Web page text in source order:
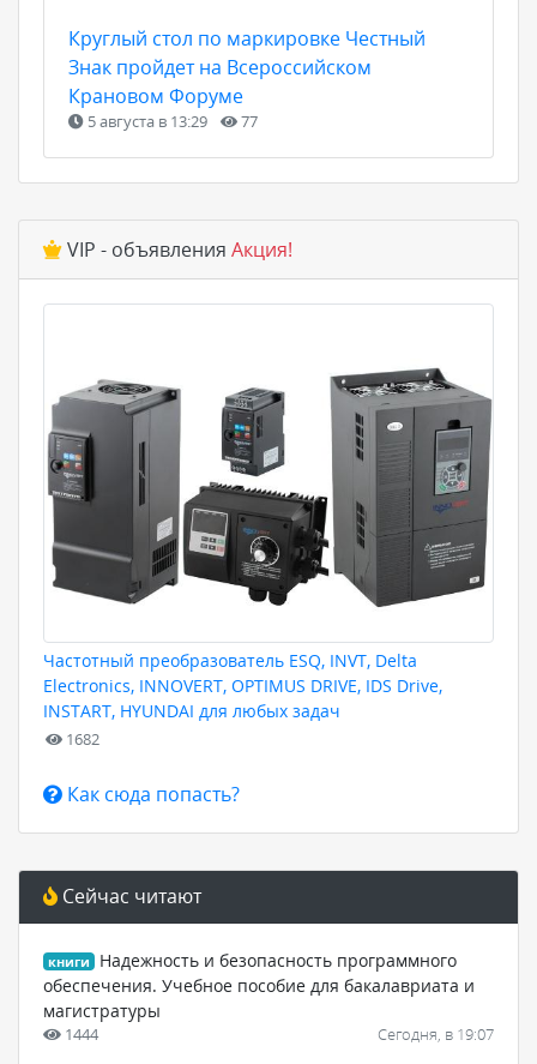
Круглый стол по маркировке Честный
Знак пройдет на Всероссийском
Крановом Форуме
5 августа в 13:29 77
VIP - объявления Акция!
Частотный преобразователь ESQ, INVT, Delta
Electronics, INNOVERT, OPTIMUS DRIVE, IDS Drive,
INSTART, HYUNDAI для любых задач
1682
Как сюда попасть?
Сейчас читают
книги
Надежность и безопасность программного
обеспечения. Учебное пособие для бакалавриата и
магистратуры
1444 Сегодня, в 19:07